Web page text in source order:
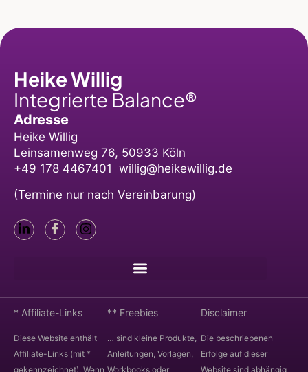
Heike Willig
Integrierte Balance®
Adresse
Heike Willig
Leinsamenweg 76, 50933 Köln
+49 178 4467401 willig@heikewillig.de
(Termine nur nach Vereinbarung)
* Affiliate-Links
Diese Website enthält
Affiliate-Links (mit *
gekennzeichnet). Wenn
** Freebies
… sind kleine Produkte,
Anleitungen, Vorlagen,
Workbooks oder
Disclaimer
Die beschriebenen
Erfolge auf dieser
Website sind abhängig